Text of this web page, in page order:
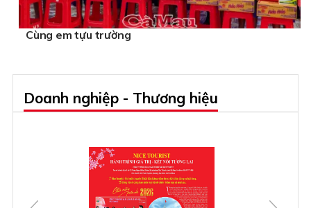
Cùng em tựu trường
Doanh nghiệp - Thương hiệu